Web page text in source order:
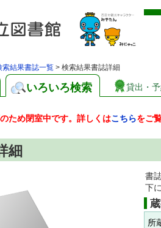
索結果書誌一覧 > 検索結果書誌詳細
いろいろ検索 貸出・
ため閉室中です。詳しくはこちらをご
細
書
下
所